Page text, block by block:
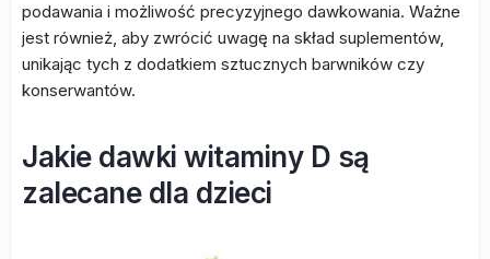
podawania i możliwość precyzyjnego dawkowania. Ważne
jest również, aby zwrócić uwagę na skład suplementów,
unikając tych z dodatkiem sztucznych barwników czy
konserwantów.
Jakie dawki witaminy D są
zalecane dla dzieci